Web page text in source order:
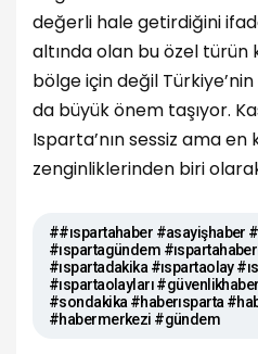
değerli hale getirdiğini
altında olan bu özel türün
bölge için değil
da büyük önem taşıyor.
Isparta’nın sessiz ama en
zenginliklerinden biri
##ıspartahaber #asayişhaber
#ıspartagündem
#ıspartadakika #ıspartaolay
#ıspartaolayları
#sondakika #haberısparta
#habermerkezi #gündem